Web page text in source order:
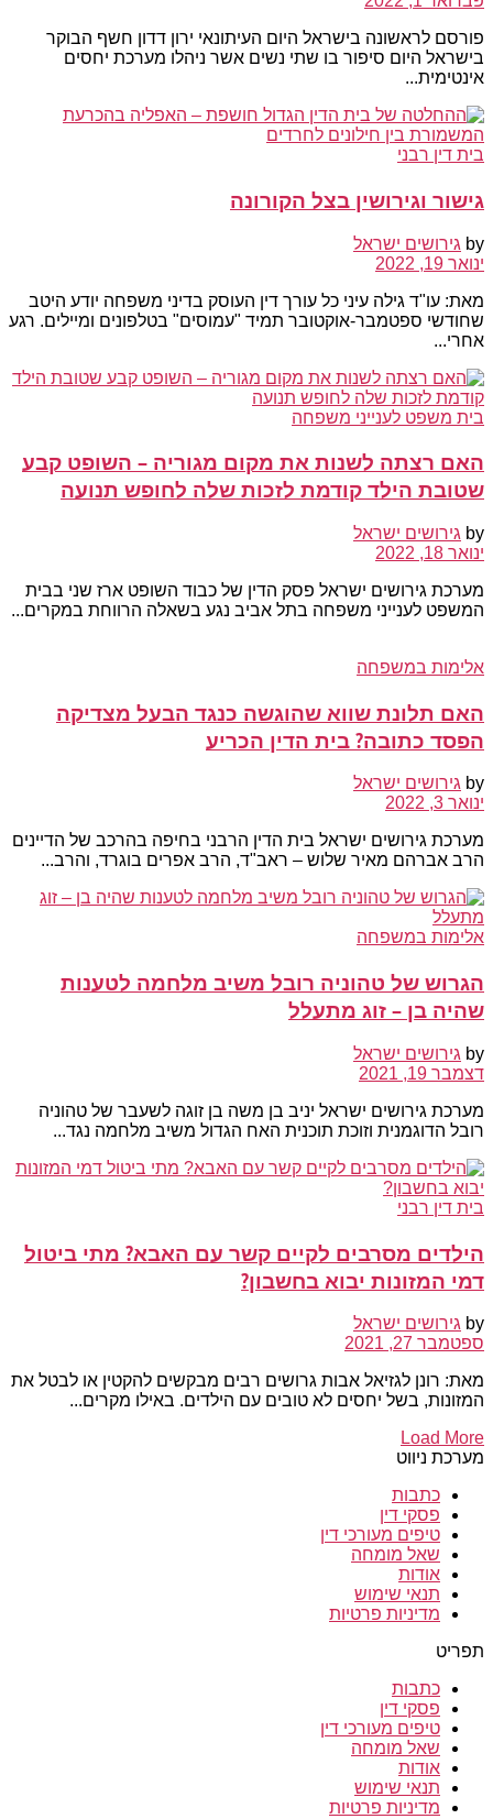
פורסם לראשונה בישראל היום העיתונאי ירון דדון חשף הבוקר
בישראל היום סיפור בו שתי נשים אשר ניהלו מערכת יחסים
אינטימית...
בית דין רבני
גישור וגירושין בצל הקורונה
by גירושים ישראל
ינואר 19, 2022
מאת: עו"ד גילה עיני כל עורך דין העוסק בדיני משפחה יודע היטב
שחודשי ספטמבר-אוקטובר תמיד "עמוסים" בטלפונים ומיילים. רגע
אחרי...
בית משפט לענייני משפחה
האם רצתה לשנות את מקום מגוריה – השופט קבע
שטובת הילד קודמת לזכות שלה לחופש תנועה
by גירושים ישראל
ינואר 18, 2022
מערכת גירושים ישראל פסק הדין של כבוד השופט ארז שני בבית
המשפט לענייני משפחה בתל אביב נגע בשאלה הרווחת במקרים...
אלימות במשפחה
האם תלונת שווא שהוגשה כנגד הבעל מצדיקה
הפסד כתובה? בית הדין הכריע
by גירושים ישראל
ינואר 3, 2022
מערכת גירושים ישראל בית הדין הרבני בחיפה בהרכב של הדיינים
הרב אברהם מאיר שלוש – ראב"ד, הרב אפרים בוגרד, והרב...
אלימות במשפחה
הגרוש של טהוניה רובל משיב מלחמה לטענות
שהיה בן – זוג מתעלל
by גירושים ישראל
דצמבר 19, 2021
מערכת גירושים ישראל יניב בן משה בן זוגה לשעבר של טהוניה
רובל הדוגמנית וזוכת תוכנית האח הגדול משיב מלחמה נגד...
בית דין רבני
הילדים מסרבים לקיים קשר עם האבא? מתי ביטול
דמי המזונות יבוא בחשבון?
by גירושים ישראל
ספטמבר 27, 2021
מאת: רונן לגזיאל אבות גרושים רבים מבקשים להקטין או לבטל את
המזונות, בשל יחסים לא טובים עם הילדים. באילו מקרים...
Load More
מערכת ניווט
כתבות
פסקי דין
טיפים מעורכי דין
שאל מומחה
אודות
תנאי שימוש
מדיניות פרטיות
תפריט
כתבות
פסקי דין
טיפים מעורכי דין
שאל מומחה
אודות
תנאי שימוש
מדיניות פרטיות